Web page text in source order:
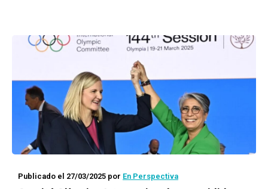
Publicado el 27/03/2025 por En Perspectiva